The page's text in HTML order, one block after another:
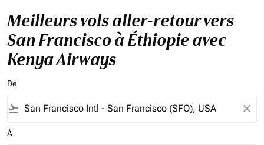
Meilleurs vols aller-retour vers
San Francisco à Éthiopie avec
Kenya Airways
De
flight_takeoff close
À